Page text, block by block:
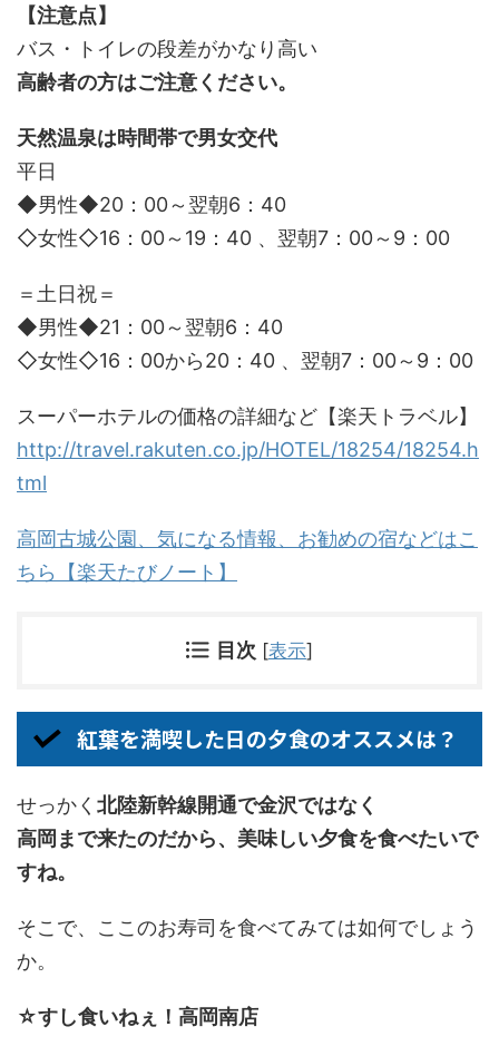
【注意点】
バス・トイレの段差がかなり高い
高齢者の方はご注意ください。
天然温泉は時間帯で男女交代
平日
◆男性◆20：00～翌朝6：40
◇女性◇16：00～19：40 、翌朝7：00～9：00
＝土日祝＝
◆男性◆21：00～翌朝6：40
◇女性◇16：00から20：40 、翌朝7：00～9：00
スーパーホテルの価格の詳細など【楽天トラベル】
http://travel.rakuten.co.jp/HOTEL/18254/18254.h
tml
高岡古城公園、気になる情報、お勧めの宿などはこ
ちら【楽天たびノート】
目次 [表示]
紅葉を満喫した日の夕食のオススメは？
せっかく 北陸新幹線開通で金沢ではなく
高岡まで来たのだから、美味しい夕食を食べたいで
すね。
そこで、ここのお寿司を食べてみては如何でしょう
か。
☆すし食いねぇ！高岡南店